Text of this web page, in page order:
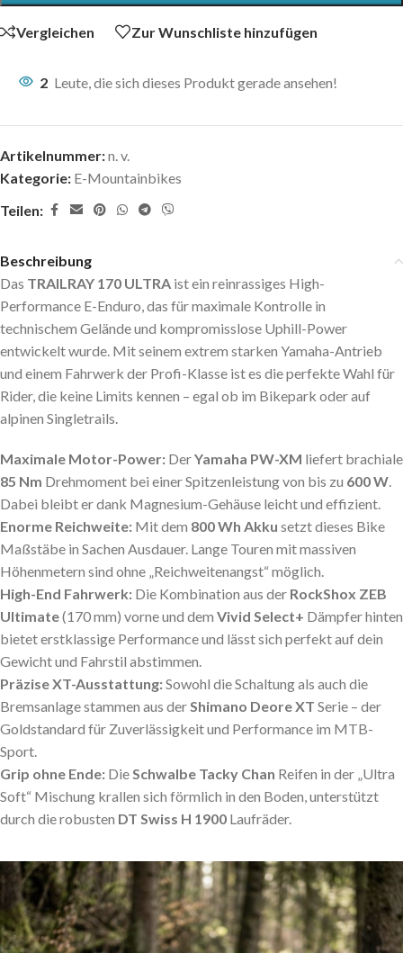
Vergleichen Zur Wunschliste hinzufügen
2 Leute, die sich dieses Produkt gerade ansehen!
Artikelnummer:n. v.
Kategorie: E-Mountainbikes
Teilen:
Beschreibung
Das TRAILRAY 170 ULTRA ist ein reinrassiges High-
Performance E-Enduro, das für maximale Kontrolle in
technischem Gelände und kompromisslose Uphill-Power
entwickelt wurde. Mit seinem extrem starken Yamaha-Antrieb
und einem Fahrwerk der Profi-Klasse ist es die perfekte Wahl für
Rider, die keine Limits kennen – egal ob im Bikepark oder auf
alpinen Singletrails.
Maximale Motor-Power: DerYamaha PW-XM liefert brachiale
85 Nm Drehmoment bei einer Spitzenleistung von bis zu 600 W.
Dabei bleibt er dank Magnesium-Gehäuse leicht und effizient.
Enorme Reichweite: Mit dem 800 Wh Akku setzt dieses Bike
Maßstäbe in Sachen Ausdauer. Lange Touren mit massiven
Höhenmetern sind ohne „Reichweitenangst“ möglich.
High-End Fahrwerk: Die Kombination aus der RockShox ZEB
Ultimate(170 mm) vorne und dem Vivid Select+ Dämpfer hinten
bietet erstklassige Performance und lässt sich perfekt auf dein
Gewicht und Fahrstil abstimmen.
Präzise XT-Ausstattung:Sowohl die Schaltung als auch die
Bremsanlage stammen aus derShimano Deore XT Serie – der
Goldstandard für Zuverlässigkeit und Performance im MTB-
Sport.
Grip ohne Ende: DieSchwalbe Tacky Chan Reifen in der „Ultra
Soft“ Mischung krallen sich förmlich in den Boden, unterstützt
durch die robusten DT Swiss H 1900 Laufräder.